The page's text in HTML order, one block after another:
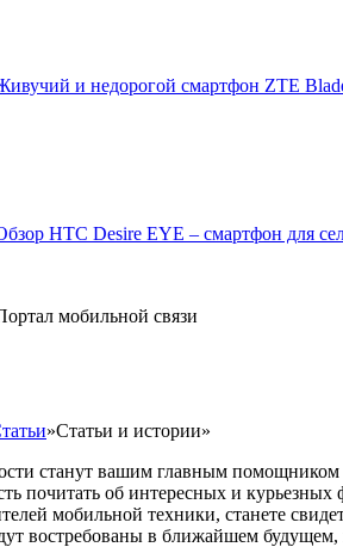
и недорогой смартфон ZTE
HTC Desire EYE – смартфон для
мобильной связи
»Статьи и истории»
станут вашим главным помощником
почитать об интересных и
мобильной техники, станете
востребованы в ближайшем будущем,